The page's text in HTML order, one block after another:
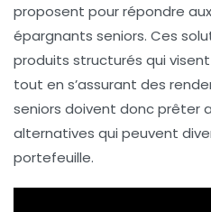
proposent pour répondre
épargnants seniors. Ces
produits structurés qui
tout en s’assurant des
seniors doivent donc prêter
alternatives qui peuvent
portefeuille.